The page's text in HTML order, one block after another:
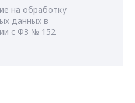
на обработку
данных в
с ФЗ № 152